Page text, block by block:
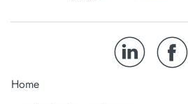
Home